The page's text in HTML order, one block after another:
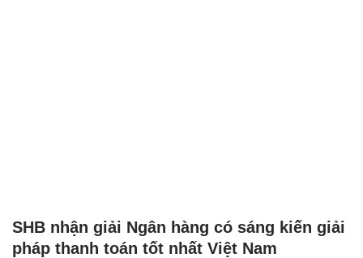
SHB nhận giải Ngân hàng có sáng kiến giải
pháp thanh toán tốt nhất Việt Nam